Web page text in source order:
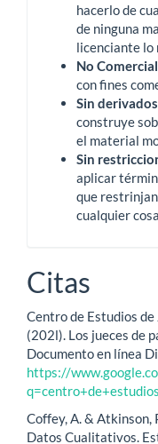
hacerlo de
de ninguna
licenciante lo
No Comercial
con fines
Sin derivados
construye
el material
Sin
aplicar
que
cualquier
Citas
Centro de Estudios de
(202l). Los jueces de
Documento en línea
https://
Coffey, A. & Atkinson,
Datos Cualitativos.